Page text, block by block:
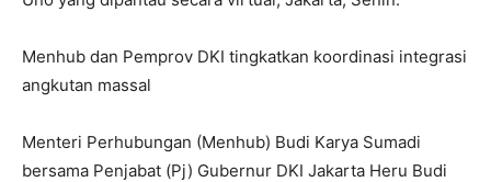
Menhub dan Pemprov DKI tingkatkan koordinasi integrasi
angkutan massal
Menteri Perhubungan (Menhub) Budi Karya Sumadi
bersama Penjabat (Pj) Gubernur DKI Jakarta Heru Budi